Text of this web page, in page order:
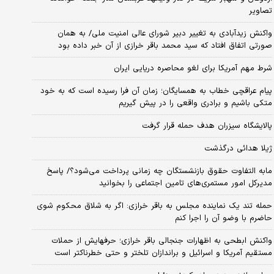
تصاویر
واکنش زیدآبادی به تغییر دبیر شورای عالی امنیت ملی/ به همان
صورتی اتفاق افتاد که سید محمد باقر خرازی از آن خبر داده بود
شرط مهم آمریکا برای لغو محاصره دریایی ایران
پیام عراقچی خطاب به همسایگان؛ زمان آن فرا رسیده است که به خود
متکی باشیم و برادری واقعی را در پیش گیریم
پالایشگاه سیزران هدف حمله قرار گرفت
ژیلا هدائی درگذشت
مابه التفاوت حقوق بازنشستگان چه زمانی پرداخت می‌شود؟/ پاسخ
مدیرکل امور مستمری‌های تامین اجتماعی را بخوانید
حمله تند یک نماینده مجلس به باقر خرازی: اگر به شلاق محکوم شوی
حاضرم با وضو آن را اجرا کنم
واکنش ابطحی به اظهارات جنجالی باقر خرازی؛ حرفهایش از حملات
مستقیم آمریکا و اسرائیل و براندازان تلختر و حتی خطرناکتر است